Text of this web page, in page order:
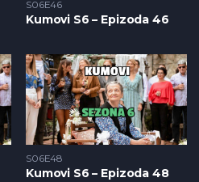
S06E46
Kumovi S6 – Epizoda 46
S06E48
Kumovi S6 – Epizoda 48